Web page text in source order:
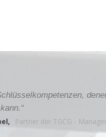
Partner der TGCG -